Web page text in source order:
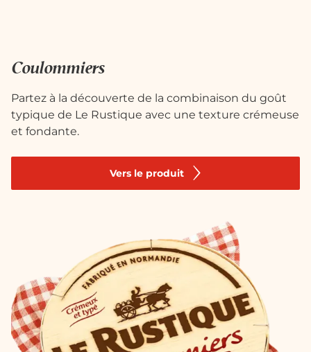
Coulommiers
Partez à la découverte de la combinaison du goût
typique de Le Rustique avec une texture crémeuse
et fondante.
Vers le produit